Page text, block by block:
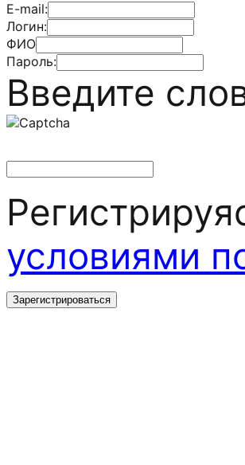
E-mail:
Логин:
ФИО
Пароль:
Введите
условиями